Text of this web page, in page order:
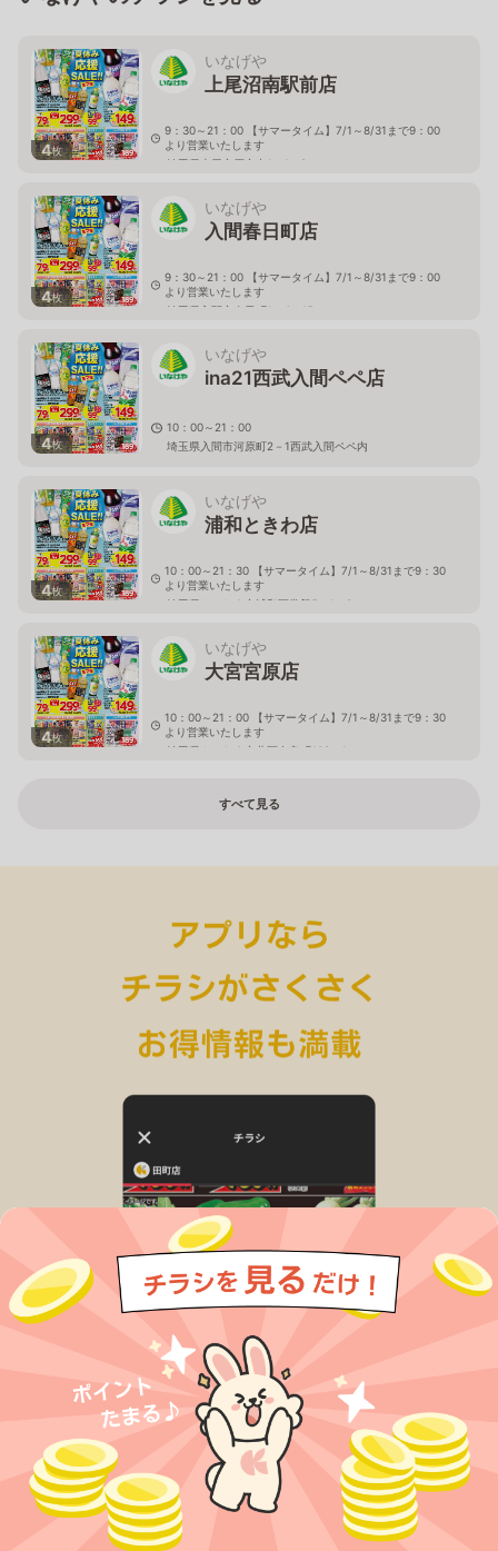
4枚
いなげや
上尾沼南駅前店
9：30～21：00 【サマータイム】7/1～8/31まで9：00
より営業いたします
埼玉県上尾市原市中1－1－8
4枚
いなげや
入間春日町店
9：30～21：00 【サマータイム】7/1～8/31まで9：00
より営業いたします
埼玉県入間市春日町1－4－15
4枚
いなげや
ina21西武入間ペペ店
10：00～21：00
埼玉県入間市河原町2－1西武入間ペペ内
4枚
いなげや
浦和ときわ店
10：00～21：30 【サマータイム】7/1～8/31まで9：30
より営業いたします
埼玉県さいたま市浦和区常盤5－1－3
4枚
いなげや
大宮宮原店
10：00～21：00 【サマータイム】7/1～8/31まで9：30
より営業いたします
埼玉県さいたま市北区奈良町106－1
すべて見る